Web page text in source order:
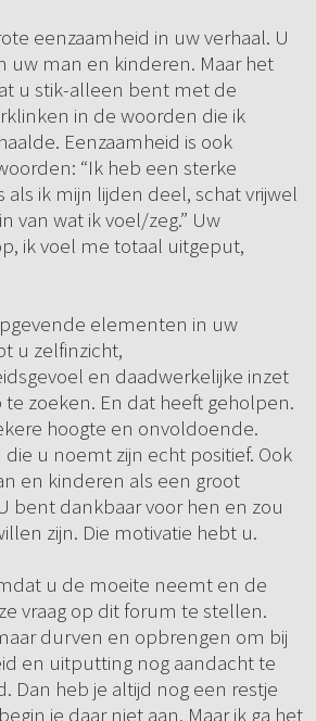
eenzaamheid in uw verhaal. U
uw man en kinderen. Maar het
u stik-alleen bent met de
in de woorden die ik
Eenzaamheid is ook
“Ik heb een sterke
ik mijn lijden deel, schat vrijwel
van wat ik voel/zeg.” Uw
ik voel me totaal uitgeput,
elementen in uw
u zelfinzicht,
en daadwerkelijke inzet
zoeken. En dat heeft geholpen.
hoogte en onvoldoende.
u noemt zijn echt positief. Ook
en kinderen als een groot
bent dankbaar voor hen en zou
zijn. Die motivatie hebt u.
u de moeite neemt en de
vraag op dit forum te stellen.
durven en opbrengen om bij
en uitputting nog aandacht te
Dan heb je altijd nog een restje
je daar niet aan. Maar ik ga het